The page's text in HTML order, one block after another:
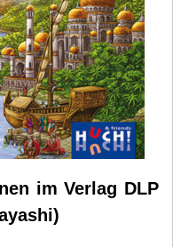
im Verlag DLP